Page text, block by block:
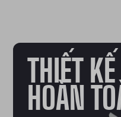
THIẾT
HOÀN